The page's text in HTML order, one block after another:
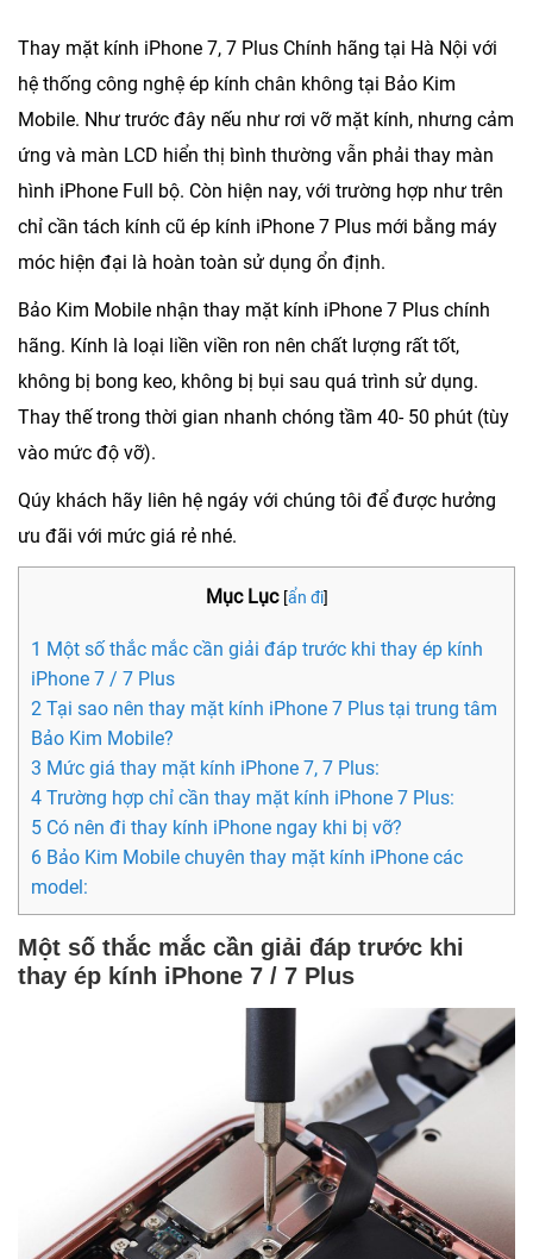
Thay mặt kính iPhone 7, 7 Plus Chính hãng tại Hà Nội với
hệ thống công nghệ ép kính chân không tại Bảo Kim
Mobile. Như trước đây nếu như rơi vỡ mặt kính, nhưng cảm
ứng và màn LCD hiển thị bình thường vẫn phải thay màn
hình iPhone Full bộ. Còn hiện nay, với trường hợp như trên
chỉ cần tách kính cũ ép kính iPhone 7 Plus mới bằng máy
móc hiện đại là hoàn toàn sử dụng ổn định.
Bảo Kim Mobile nhận thay mặt kính iPhone 7 Plus chính
hãng. Kính là loại liền viền ron nên chất lượng rất tốt,
không bị bong keo, không bị bụi sau quá trình sử dụng.
Thay thế trong thời gian nhanh chóng tầm 40- 50 phút (tùy
vào mức độ vỡ).
Qúy khách hãy liên hệ ngáy với chúng tôi để được hưởng
ưu đãi với mức giá rẻ nhé.
Mục Lục [ẩn đi]
1 Một số thắc mắc cần giải đáp trước khi thay ép kính
iPhone 7 / 7 Plus
2 Tại sao nên thay mặt kính iPhone 7 Plus tại trung tâm
Bảo Kim Mobile?
3 Mức giá thay mặt kính iPhone 7, 7 Plus:
4 Trường hợp chỉ cần thay mặt kính iPhone 7 Plus:
5 Có nên đi thay kính iPhone ngay khi bị vỡ?
6 Bảo Kim Mobile chuyên thay mặt kính iPhone các
model:
Một số thắc mắc cần giải đáp trước khi
thay ép kính iPhone 7 / 7 Plus